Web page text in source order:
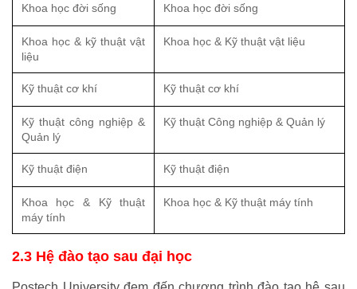
Khoa học đời sống Khoa học đời sống
Khoa học & kỹ thuật vật
liệu
Khoa học & Kỹ thuật vật liệu
Kỹ thuật cơ khí Kỹ thuật cơ khí
Kỹ thuật công nghiệp &
Quản lý
Kỹ thuật Công nghiệp & Quản lý
Kỹ thuật điện Kỹ thuật điện
Khoa học & Kỹ thuật
máy tính
Khoa học & Kỹ thuật máy tính
2.3 Hệ đào tạo sau đại học